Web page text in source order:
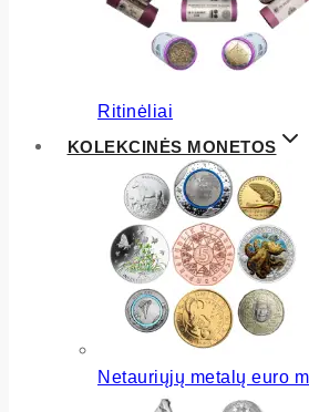
Ritinėliai
KOLEKCINĖS MONETOS
Netauriųjų metalų euro